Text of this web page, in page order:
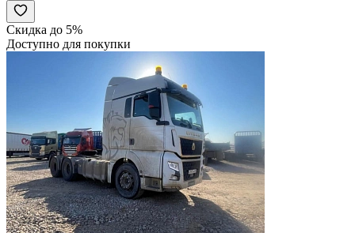
Скидка до 5%
Доступно для покупки